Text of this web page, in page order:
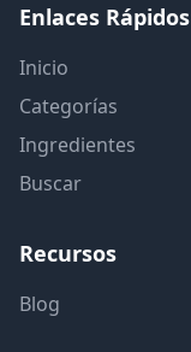
Enlaces Rápidos
Inicio
Categorías
Ingredientes
Buscar
Recursos
Blog